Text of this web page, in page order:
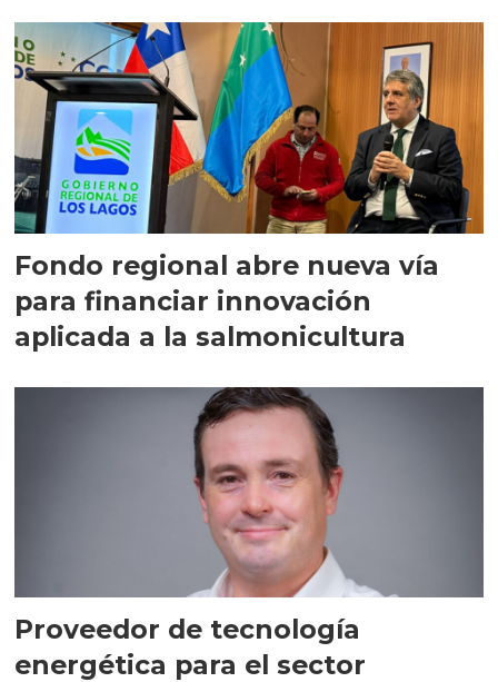
Fondo regional abre nueva vía
para financiar innovación
aplicada a la salmonicultura
Proveedor de tecnología
energética para el sector